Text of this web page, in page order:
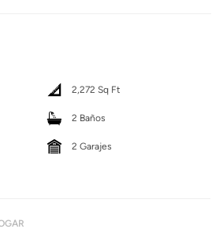
2,272 Sq Ft
2 Baños
2 Garajes